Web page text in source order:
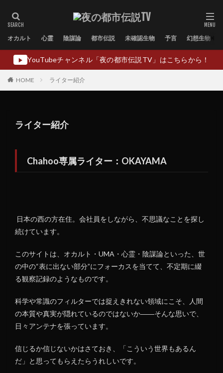
オカルト 心霊 陰謀論 都市伝説 未確認生物 予言 幻想生物
▶ YouTubeチャンネル「夜の都市伝説TV」はこちらから！
HOME ライター紹介
ライター紹介
Chahoo専属ライター：OKAYAMA
日本の西の方在住。会社員をしながら、不思議なことを探し
続けています。
このサイトは、オカルト・UMA・心霊・陰謀論といった、世
の中の“表に出ない部分”にフォーカスを当てて、不定期に綴
る観察記録のようなものです。
科学や常識のフィルターでは捉えきれない領域にこそ、人間
の本質や真実が隠れているのではないか――そんな思いで、
日々アンテナを張っています。
信じるか信じないかはさておき、「こういう世界もあるん
だ」と思ってもらえたらうれしいです。